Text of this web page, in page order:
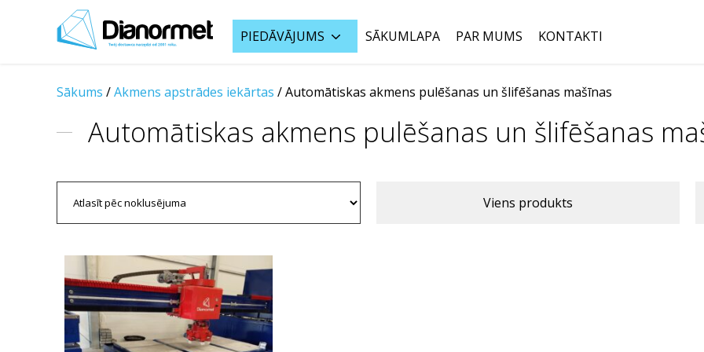
PIEDĀVĀJUMS SĀKUMLAPA PAR MUMS KONTAKTI
Meklēt:
Sākums /Akmens apstrādes iekārtas /Automātiskas akmens pulēšanas un šlifēšanas mašīnas
Automātiskas akmens pulēšanas un šlifēšanas
Viens produkts